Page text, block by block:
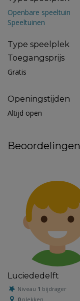
Openbare speeltuin
Speeltuinen
Type speelplek
Toegangsprijs
Gratis
Openingstijden
Altijd open
Beoordelingen
Luciededelft
Niveau 1 bijdrager
0plekken